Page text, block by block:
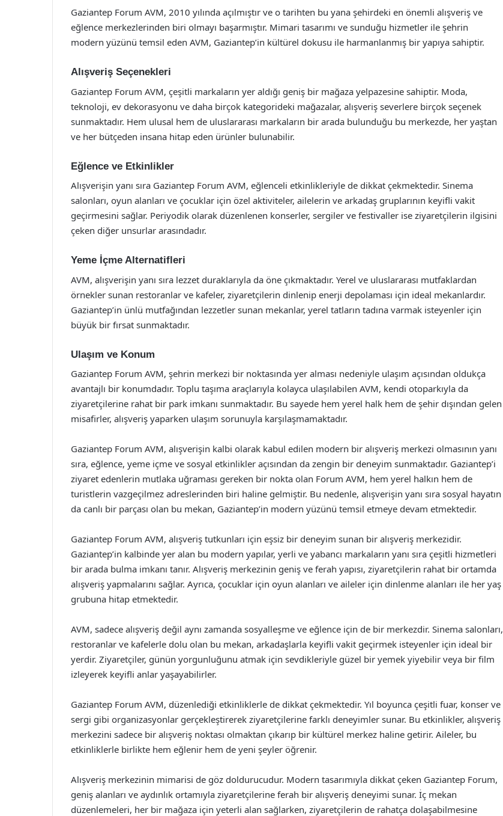
Gaziantep Forum AVM, 2010 yılında açılmıştır ve o tarihten bu yana şehirdeki en önemli alışveriş ve
eğlence merkezlerinden biri olmayı başarmıştır. Mimari tasarımı ve sunduğu hizmetler ile şehrin
modern yüzünü temsil eden AVM, Gaziantep’in kültürel dokusu ile harmanlanmış bir yapıya sahiptir.
Alışveriş Seçenekleri
Gaziantep Forum AVM, çeşitli markaların yer aldığı geniş bir mağaza yelpazesine sahiptir. Moda,
teknoloji, ev dekorasyonu ve daha birçok kategorideki mağazalar, alışveriş severlere birçok seçenek
sunmaktadır. Hem ulusal hem de uluslararası markaların bir arada bulunduğu bu merkezde, her yaştan
ve her bütçeden insana hitap eden ürünler bulunabilir.
Eğlence ve Etkinlikler
Alışverişin yanı sıra Gaziantep Forum AVM, eğlenceli etkinlikleriyle de dikkat çekmektedir. Sinema
salonları, oyun alanları ve çocuklar için özel aktiviteler, ailelerin ve arkadaş gruplarının keyifli vakit
geçirmesini sağlar. Periyodik olarak düzenlenen konserler, sergiler ve festivaller ise ziyaretçilerin ilgisini
çeken diğer unsurlar arasındadır.
Yeme İçme Alternatifleri
AVM, alışverişin yanı sıra lezzet duraklarıyla da öne çıkmaktadır. Yerel ve uluslararası mutfaklardan
örnekler sunan restoranlar ve kafeler, ziyaretçilerin dinlenip enerji depolaması için ideal mekanlardır.
Gaziantep’in ünlü mutfağından lezzetler sunan mekanlar, yerel tatların tadına varmak isteyenler için
büyük bir fırsat sunmaktadır.
Ulaşım ve Konum
Gaziantep Forum AVM, şehrin merkezi bir noktasında yer alması nedeniyle ulaşım açısından oldukça
avantajlı bir konumdadır. Toplu taşıma araçlarıyla kolayca ulaşılabilen AVM, kendi otoparkıyla da
ziyaretçilerine rahat bir park imkanı sunmaktadır. Bu sayede hem yerel halk hem de şehir dışından gelen
misafirler, alışveriş yaparken ulaşım sorunuyla karşılaşmamaktadır.
Gaziantep Forum AVM, alışverişin kalbi olarak kabul edilen modern bir alışveriş merkezi olmasının yanı
sıra, eğlence, yeme içme ve sosyal etkinlikler açısından da zengin bir deneyim sunmaktadır. Gaziantep’i
ziyaret edenlerin mutlaka uğraması gereken bir nokta olan Forum AVM, hem yerel halkın hem de
turistlerin vazgeçilmez adreslerinden biri haline gelmiştir. Bu nedenle, alışverişin yanı sıra sosyal hayatın
da canlı bir parçası olan bu mekan, Gaziantep’in modern yüzünü temsil etmeye devam etmektedir.
Gaziantep Forum AVM, alışveriş tutkunları için eşsiz bir deneyim sunan bir alışveriş merkezidir.
Gaziantep’in kalbinde yer alan bu modern yapılar, yerli ve yabancı markaların yanı sıra çeşitli hizmetleri
bir arada bulma imkanı tanır. Alışveriş merkezinin geniş ve ferah yapısı, ziyaretçilerin rahat bir ortamda
alışveriş yapmalarını sağlar. Ayrıca, çocuklar için oyun alanları ve aileler için dinlenme alanları ile her yaş
grubuna hitap etmektedir.
AVM, sadece alışveriş değil aynı zamanda sosyalleşme ve eğlence için de bir merkezdir. Sinema salonları,
restoranlar ve kafelerle dolu olan bu mekan, arkadaşlarla keyifli vakit geçirmek isteyenler için ideal bir
yerdir. Ziyaretçiler, günün yorgunluğunu atmak için sevdikleriyle güzel bir yemek yiyebilir veya bir film
izleyerek keyifli anlar yaşayabilirler.
Gaziantep Forum AVM, düzenlediği etkinliklerle de dikkat çekmektedir. Yıl boyunca çeşitli fuar, konser ve
sergi gibi organizasyonlar gerçekleştirerek ziyaretçilerine farklı deneyimler sunar. Bu etkinlikler, alışveriş
merkezini sadece bir alışveriş noktası olmaktan çıkarıp bir kültürel merkez haline getirir. Aileler, bu
etkinliklerle birlikte hem eğlenir hem de yeni şeyler öğrenir.
Alışveriş merkezinin mimarisi de göz doldurucudur. Modern tasarımıyla dikkat çeken Gaziantep Forum,
geniş alanları ve aydınlık ortamıyla ziyaretçilerine ferah bir alışveriş deneyimi sunar. İç mekan
düzenlemeleri, her bir mağaza için yeterli alan sağlarken, ziyaretçilerin de rahatça dolaşabilmesine